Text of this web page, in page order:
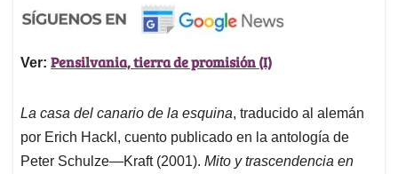
Ver: Pensilvania, tierra de promisión (I)
La casa del canario de la esquina, traducido al alemán
por Erich Hackl, cuento publicado en la antología de
Peter Schulze—Kraft (2001). Mito y trascendencia en